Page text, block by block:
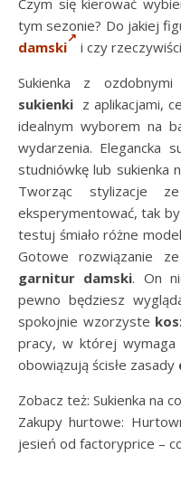
tym sezonie? Do jakiej
damski
i czy
Sukienka z
sukienki z aplikacjami,
idealnym wyborem na
wydarzenia. Elegancka
studniówkę lub sukienka
Tworząc stylizacje
eksperymentować, tak by
testuj śmiało różne
Gotowe rozwiązanie
garnitur damski. On
pewno będziesz
spokojnie wzorzyste
pracy, w której wymaga
obowiązują ścisłe zasady
Zobacz też: Sukienka na
Zakupy hurtowe:
jesień od factoryprice –